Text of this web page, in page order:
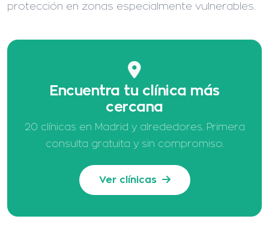
protección en zonas especialmente vulnerables.
Encuentra tu clínica más
cercana
20 clínicas en Madrid y alrededores. Primera
consulta gratuita y sin compromiso.
Ver clínicas